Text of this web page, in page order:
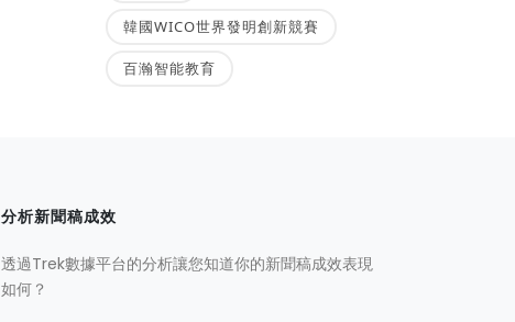
韓國WICO世界發明創新競賽
百瀚智能教育
分析新聞稿成效
透過Trek數據平台的分析讓您知道你的新聞稿成效表現
如何？